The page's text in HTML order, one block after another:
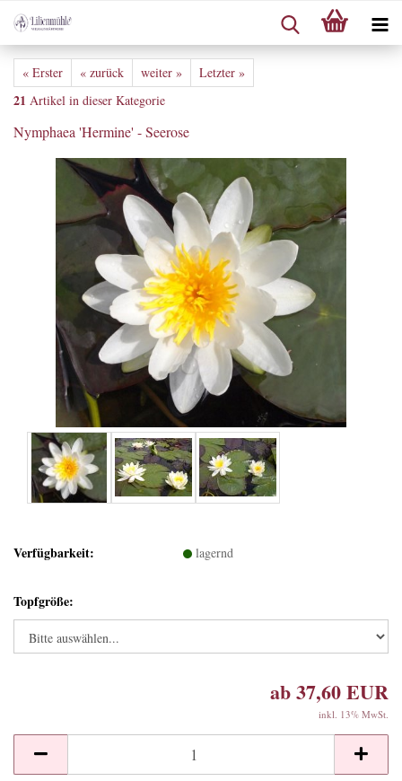
« Erster « zurück weiter » Letzter »
21 Artikel in dieser Kategorie
Nymphaea 'Hermine' - Seerose
Verfügbarkeit: lagernd
Topfgröße:
ab 37,60 EUR
inkl. 13% MwSt.